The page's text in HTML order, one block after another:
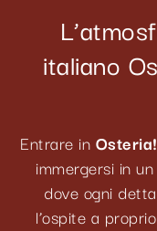
italiano
Entrare in
immergersi in
dove ogni
l’ospite a